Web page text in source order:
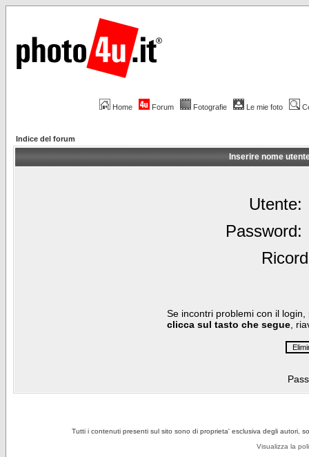
Home Forum Fotografie Le mie foto
Indice del forum
Inserire nome
Utente:
Password:
Se incontri problemi con il
clicca sul tasto che segue ,
Tutti i contenuti presenti sul sito sono di proprieta' esclusiva degli autori,
Visualizza la